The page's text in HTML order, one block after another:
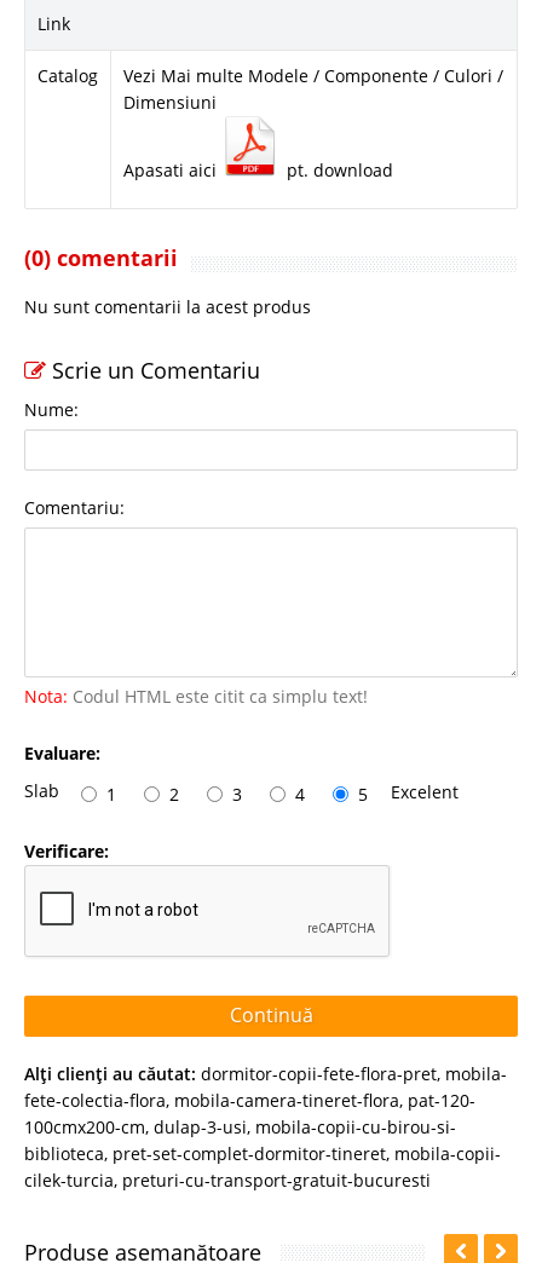
Link
Catalog
Vezi Mai multe Modele / Componente / Culori /
Dimensiuni
Apasati aici pt. download
(0) comentarii
Nu sunt comentarii la acest produs
Scrie un Comentariu
Nume:
Comentariu:
Nota: Codul HTML este citit ca simplu text!
Evaluare:
Slab
1 2 3 4 5 Excelent
Verificare:
Continuă
Alţi clienţi au căutat: dormitor-copii-fete-flora-pret, mobila-
fete-colectia-flora, mobila-camera-tineret-flora, pat-120-
100cmx200-cm, dulap-3-usi, mobila-copii-cu-birou-si-
biblioteca, pret-set-complet-dormitor-tineret, mobila-copii-
cilek-turcia, preturi-cu-transport-gratuit-bucuresti
Produse asemanătoare